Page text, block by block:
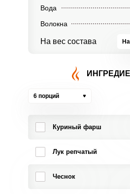
Вода
Волокна
На вес состава
6 порций
Куриный фарш
Лук репчатый
Чеснок